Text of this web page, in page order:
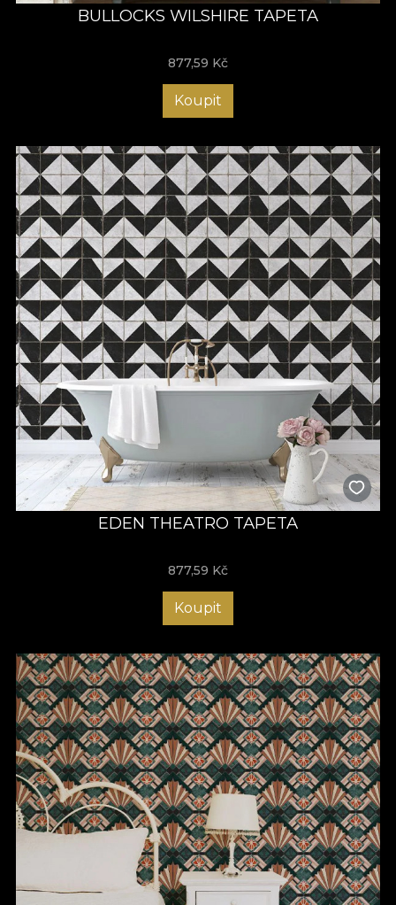
BULLOCKS WILSHIRE TAPETA
877,59 Kč
Koupit
EDEN THEATRO TAPETA
877,59 Kč
Koupit